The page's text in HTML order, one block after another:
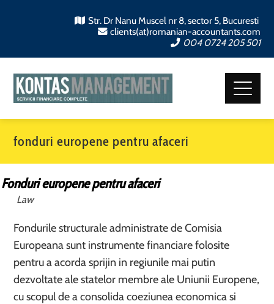
Str. Dr Nanu Muscel nr 8, sector 5, Bucuresti
clients(at)romanian-accountants.com
004 0724 205 501
fonduri europene pentru afaceri
Fonduri europene pentru afaceri
Law
Fondurile structurale administrate de Comisia
Europeana sunt instrumente financiare folosite
pentru a acorda sprijin in regiunile mai putin
dezvoltate ale statelor membre ale Uniunii Europene,
cu scopul de a consolida coeziunea economica si